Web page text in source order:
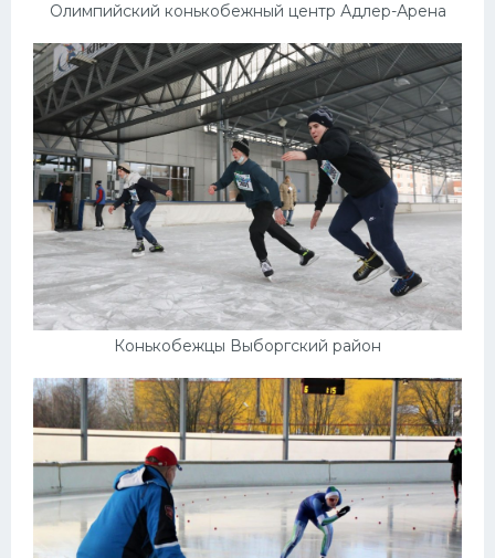
Олимпийский конькобежный центр Адлер-Арена
Конькобежцы Выборгский район